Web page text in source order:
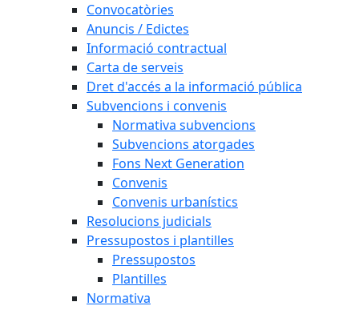
Convocatòries
Anuncis / Edictes
Informació contractual
Carta de serveis
Dret d'accés a la informació pública
Subvencions i convenis
Normativa subvencions
Subvencions atorgades
Fons Next Generation
Convenis
Convenis urbanístics
Resolucions judicials
Pressupostos i plantilles
Pressupostos
Plantilles
Normativa